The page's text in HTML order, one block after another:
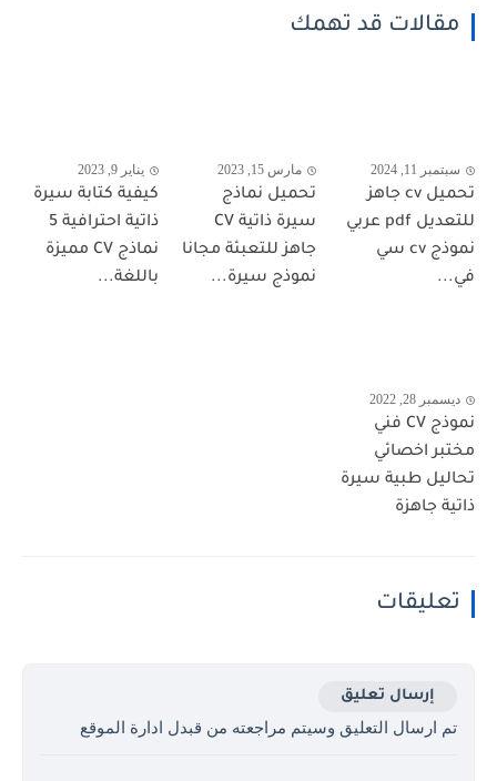
مقالات قد تهمك
سبتمبر 11, 2024
تحميل cv جاهز
للتعديل pdf عربي
نموذج cv سي
في...
مارس 15, 2023
تحميل نماذج
سيرة ذاتية CV
جاهز للتعبئة مجانا
نموذج سيرة...
يناير 9, 2023
كيفية كتابة سيرة
ذاتية احترافية 5
نماذج CV مميزة
باللغة...
ديسمبر 28, 2022
نموذج CV فني
مختبر اخصائي
تحاليل طبية سيرة
ذاتية جاهزة
تعليقات
إرسال تعليق
تم ارسال التعليق وسيتم مراجعته من قبدل ادارة الموقع